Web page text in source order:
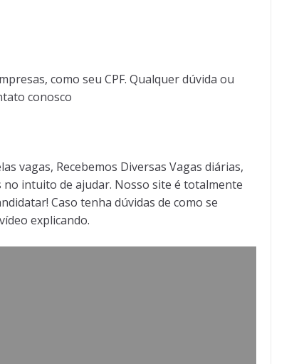
como seu CPF. Qualquer dúvida ou
conosco
vagas, Recebemos Diversas Vagas diárias,
no intuito de ajudar. Nosso site é totalmente
Caso tenha dúvidas de como se
explicando.